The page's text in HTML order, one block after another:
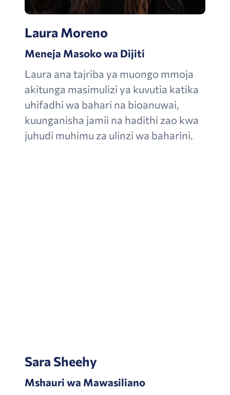
Laura Moreno
Meneja Masoko wa Dijiti
Laura ana tajriba ya muongo mmoja
akitunga masimulizi ya kuvutia katika
uhifadhi wa bahari na bioanuwai,
kuunganisha jamii na hadithi zao kwa
juhudi muhimu za ulinzi wa baharini.
Sara Sheehy
Mshauri wa Mawasiliano